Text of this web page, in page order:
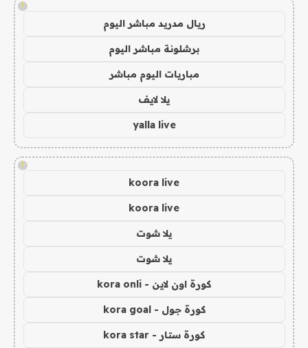
!
ريال مدريد مباشر اليوم
برشلونة مباشر اليوم
مباريات اليوم مباشر
يلا لايف
yalla live
!
koora live
koora live
يلا شوت
يلا شوت
كورة اون لاين - kora onli
كورة جول - kora goal
كورة ستار - kora star